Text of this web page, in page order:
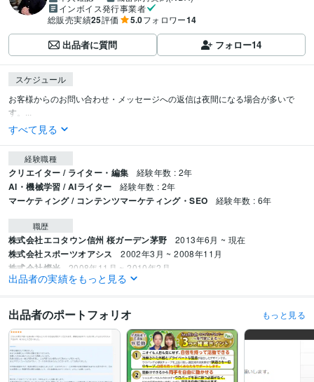
インボイス発行事業者
総販売実績25評価 5.0フォロワー14
出品者に質問 フォロー14
スケジュール
お客様からのお問い合わせ・メッセージへの返信は夜間になる場合が多いで
す。...
すべて見る
経験職種
クリエイター / ライター・編集 経験年数 : 2年
AI・機械学習 / AIライター 経験年数 : 2年
マーケティング / コンテンツマーケティング・SEO 経験年数 : 6年
職歴
株式会社エコタウン信州 桜ガーデン茅野 2013年6月 ~ 現在
株式会社スポーツオアシス 2002年3月 ~ 2008年11月
株式会社燦光 2008年11月 ~ 2010年2月
社会福祉法人誠心会 2010年3月 ~ 2012年4月
未来執筆 2024年2月 ~ 現在
受賞歴
さぎぬま泌尿器科・美容クリニック様 医療コラム記事 回復期リハビリテー
ション病院医師のkindle加筆協力 某介護施設紹介サイトのコラム制作
出品者の実績をもっと見る
出品者のポートフォリオ もっと見る